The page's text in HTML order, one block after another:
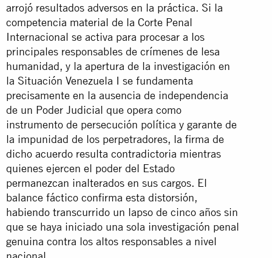
arrojó resultados adversos en la práctica. Si la
competencia material de la Corte Penal
Internacional se activa para procesar a los
principales responsables de crímenes de lesa
humanidad, y la apertura de la investigación en
la Situación Venezuela I se fundamenta
precisamente en la ausencia de independencia
de un Poder Judicial que opera como
instrumento de persecución política y garante de
la impunidad de los perpetradores, la firma de
dicho acuerdo resulta contradictoria mientras
quienes ejercen el poder del Estado
permanezcan inalterados en sus cargos. El
balance fáctico confirma esta distorsión,
habiendo transcurrido un lapso de cinco años sin
que se haya iniciado una sola investigación penal
genuina contra los altos responsables a nivel